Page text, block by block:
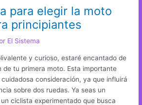
para elegir la moto
principiantes
El Sistema
y curioso, estaré encantado de
de tu primera moto. Esta importante
consideración, ya que influirá
sobre dos ruedas. Ya seas un
ciclista experimentado que busca